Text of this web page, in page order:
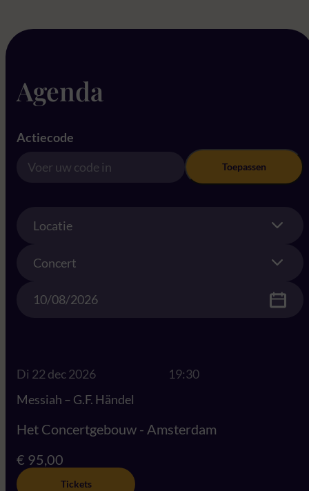
Agenda
Actiecode
Toepassen
Locatie
Concert
Di 22 dec 2026
19:30
Messiah – G.F. Händel
Het Concertgebouw - Amsterdam
€ 95,00
Tickets